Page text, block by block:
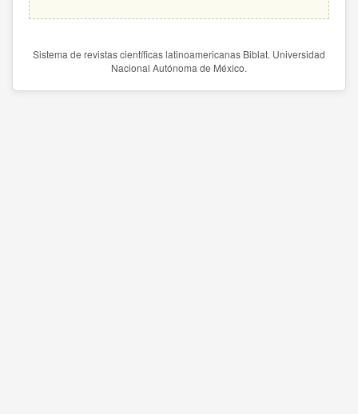
Sistema de revistas científicas latinoamericanas Biblat. Universidad
Nacional Autónoma de México.